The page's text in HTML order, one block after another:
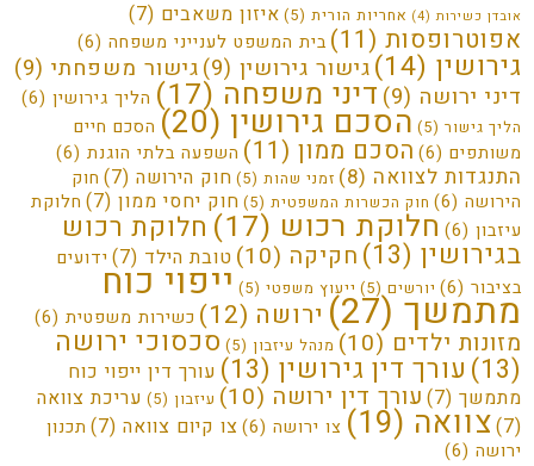
אובדן כשירות(4) אחריות הורית(5) איזון משאבים(7)
אפוטרופסות(11) בית המשפט לענייני משפחה(6)
גירושין(14) גישור גירושין(9) גישור משפחתי(9)
דיני ירושה(9) דיני משפחה(17) הליך גירושין(6)
הליך גישור(5) הסכם גירושין(20)
הסכם חיים
משותפים(6) הסכם ממון(11) השפעה בלתי הוגנת(6)
התנגדות לצוואה(8) זמני שהות(5) חוק הירושה(7)
חוק
הירושה(6) חוק הכשרות המשפטית(5) חוק יחסי ממון(7)
חלוקת
עיזבון(6) חלוקת רכוש(17) חלוקת רכוש
בגירושין(13) חקיקה(10) טובת הילד(7)
ידועים
בציבור(6) יורשים(5) ייעוץ משפטי(5) ייפוי כוח
מתמשך(27) ירושה(12) כשירות משפטית(6)
מזונות ילדים(10) מנהל עיזבון(5) סכסוכי ירושה
עורך דין גירושין(13)
עורך דין ייפוי כוח
מתמשך(7) עורך דין ירושה(10) עיזבון(5)
עריכת צוואה
צוואה(19) צו ירושה(6) צו קיום צוואה(7)
תכנון
ירושה(6)